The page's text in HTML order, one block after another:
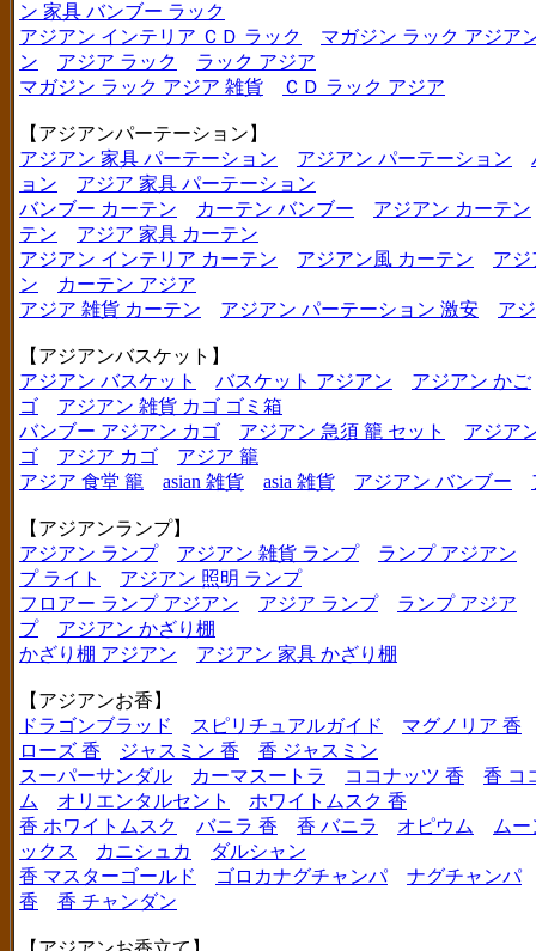
ン 家具 バンブー ラック
アジアン インテリア ＣＤ ラック
マガジン ラック アジア
ン
アジア ラック
ラック アジア
マガジン ラック アジア 雑貨
ＣＤ ラック アジア
【アジアンパーテーション】
アジアン 家具 パーテーション
アジアン パーテーション
ョン
アジア 家具 パーテーション
バンブー カーテン
カーテン バンブー
アジアン カーテン
テン
アジア 家具 カーテン
アジアン インテリア カーテン
アジアン風 カーテン
アジ
ン
カーテン アジア
アジア 雑貨 カーテン
アジアン パーテーション 激安 ア
【アジアンバスケット】
アジアン バスケット
バスケット アジアン
アジアン かご
ゴ
アジアン 雑貨 カゴ ゴミ箱
バンブー アジアン カゴ
アジアン 急須 籠 セット
アジア
ゴ
アジア カゴ
アジア 籠
アジア 食堂 籠
asian 雑貨 asia 雑貨 アジアン バンブー
【アジアンランプ】
アジアン ランプ
アジアン 雑貨 ランプ
ランプ アジアン
プ ライト
アジアン 照明 ランプ
フロアー ランプ アジアン
アジア ランプ
ランプ アジア
プ
アジアン かざり棚
かざり棚 アジアン
アジアン 家具 かざり棚
【アジアンお香】
ドラゴンブラッド
スピリチュアルガイド
マグノリア 香
ローズ 香
ジャスミン 香
香 ジャスミン
スーパーサンダル
カーマスートラ ココナッツ 香
香 コ
ム
オリエンタルセント
ホワイトムスク 香
香 ホワイトムスク
バニラ 香 香 バニラ オピウム
ムー
ックス
カニシュカ
ダルシャン
香 マスターゴールド
ゴロカナグチャンパ
ナグチャンパ
香
香 チャンダン